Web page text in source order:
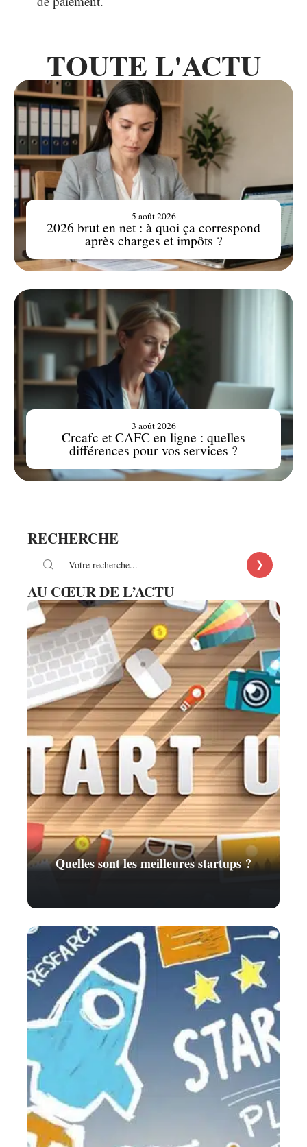
TOUTE L'ACTU
2026 brut en net : à quoi ça correspond
après charges et impôts ?
5 août 2026
Crcafc et CAFC en ligne : quelles
différences pour vos services ?
3 août 2026
RECHERCHE
AU CŒUR DE L’ACTU
Quelles sont les meilleures startups ?